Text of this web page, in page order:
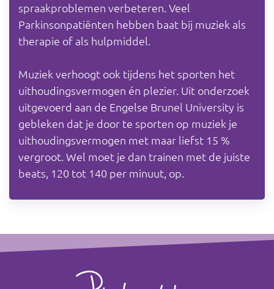
spraakproblemen verbeteren. Veel
Parkinsonpatiënten hebben baat bij muziek als
therapie of als hulpmiddel.
Muziek verhoogt ook tijdens het sporten het
uithoudingsvermogen én plezier. Uit onderzoek
uitgevoerd aan de Engelse Brunel University is
gebleken dat je door te sporten op muziek je
uithoudingsvermogen met maar liefst 15 %
vergroot. Wel moet je dan trainen met de juiste
beats, 120 tot 140 per minuut, op.